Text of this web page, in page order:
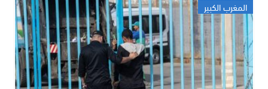
المغرب الكبير